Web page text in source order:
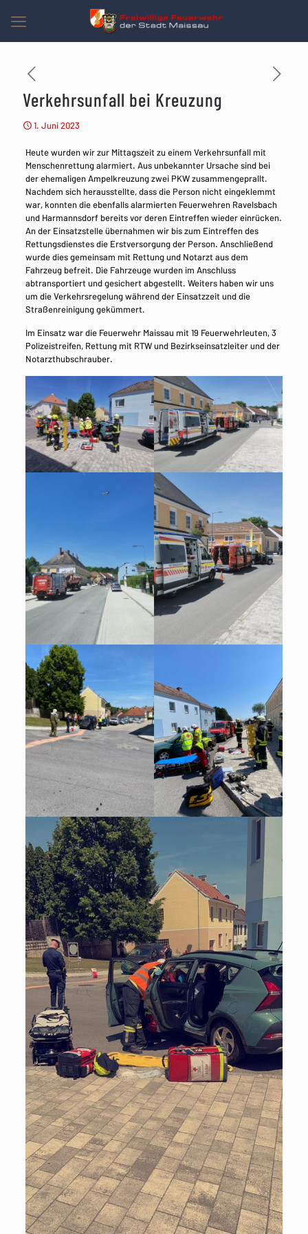
Verkehrsunfall bei Kreuzung
1. Juni 2023
Heute wurden wir zur Mittagszeit zu einem Verkehrsunfall mit
Menschenrettung alarmiert. Aus unbekannter Ursache sind bei
der ehemaligen Ampelkreuzung zwei PKW zusammengeprallt.
Nachdem sich herausstellte, dass die Person nicht eingeklemmt
war, konnten die ebenfalls alarmierten Feuerwehren Ravelsbach
und Harmannsdorf bereits vor deren Eintreffen wieder einrücken.
An der Einsatzstelle übernahmen wir bis zum Eintreffen des
Rettungsdienstes die Erstversorgung der Person. Anschließend
wurde dies gemeinsam mit Rettung und Notarzt aus dem
Fahrzeug befreit. Die Fahrzeuge wurden im Anschluss
abtransportiert und gesichert abgestellt. Weiters haben wir uns
um die Verkehrsregelung während der Einsatzzeit und die
Straßenreinigung gekümmert.
Im Einsatz war die Feuerwehr Maissau mit 19 Feuerwehrleuten, 3
Polizeistreifen, Rettung mit RTW und Bezirkseinsatzleiter und der
Notarzthubschrauber.